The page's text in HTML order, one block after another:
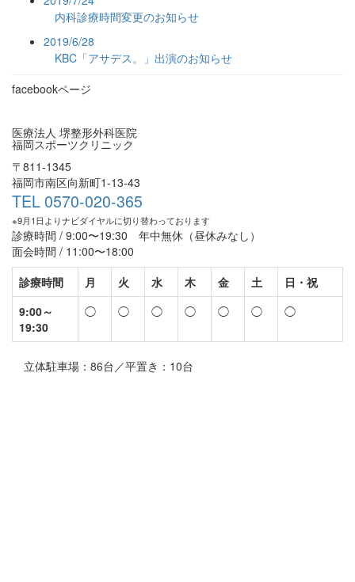
内科診療時間変更のお知らせ
2019/6/28
KBC「アサデス。」出演のお知らせ
facebookページ
医療法人 堺整形外科医院
福岡スポーツクリニック
〒811-1345
福岡市南区向新町1-13-43
TEL 0570-020-365
※9月1日よりナビダイヤルに切り替わっております
診療時間 / 9:00〜19:30 年中無休（昼休みなし）
面会時間 / 11:00〜18:00
診療時間
月 火 水 木 金 土
日・祝
9:00～
19:30
◯ ◯ ◯ ◯ ◯ ◯ ◯
立体駐車場：86台／平置き：10台